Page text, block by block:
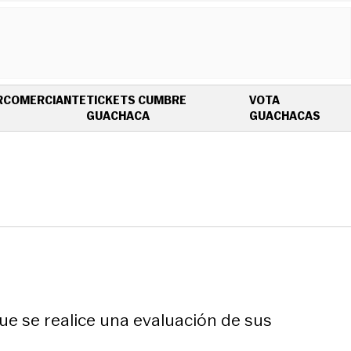
COMERCIANTETICKETS CUMBRE
GUACHACAOPENS IN NEW WINDOW
VOTA
GUACHACAS
se realice una evaluación de sus